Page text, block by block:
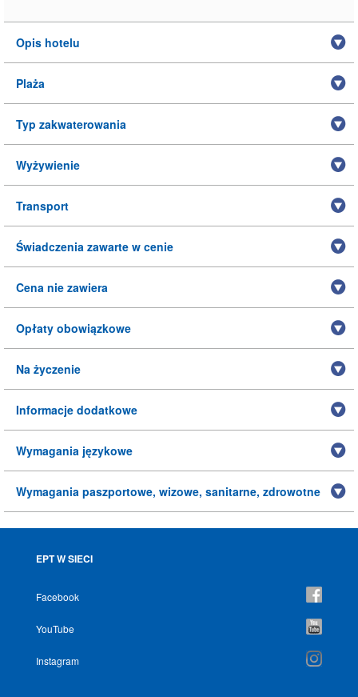
Opis hotelu
Plaża
Typ zakwaterowania
Wyżywienie
Transport
Świadczenia zawarte w cenie
Cena nie zawiera
Opłaty obowiązkowe
Na życzenie
Informacje dodatkowe
Wymagania językowe
Wymagania paszportowe, wizowe, sanitarne, zdrowotne
EPT W SIECI
Facebook
YouTube
Instagram